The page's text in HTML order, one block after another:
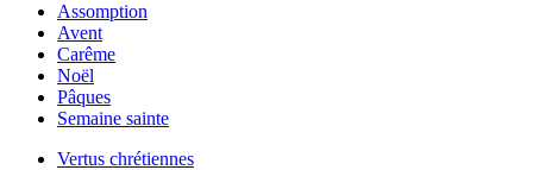
Assomption
Avent
Carême
Noël
Pâques
Semaine sainte
Vertus chrétiennes